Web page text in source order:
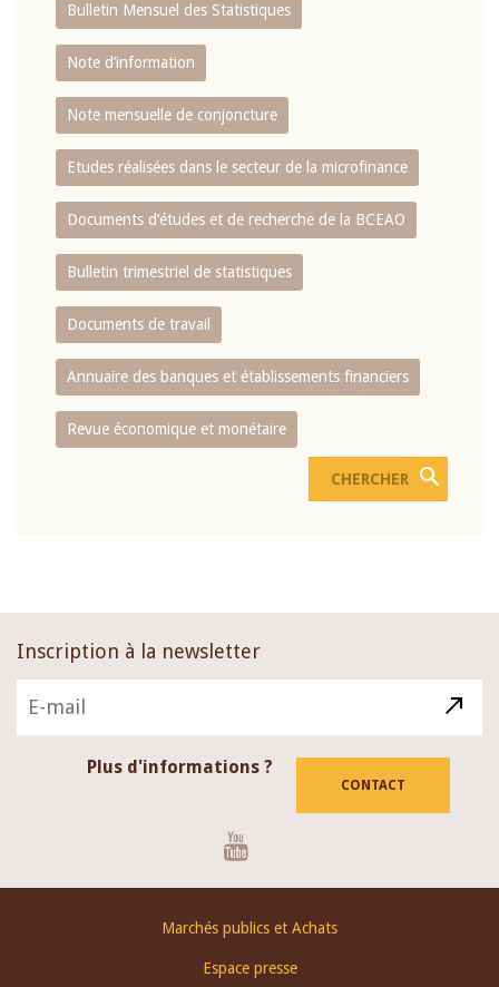
Bulletin Mensuel des Statistiques
Note d’information
Note mensuelle de conjoncture
Etudes réalisées dans le secteur de la microfinance
Documents d’études et de recherche de la BCEAO
Bulletin trimestriel de statistiques
Documents de travail
Annuaire des banques et établissements financiers
Revue économique et monétaire
Inscription à la newsletter
Plus d'informations ?
CONTACT
Marchés publics et Achats
Espace presse